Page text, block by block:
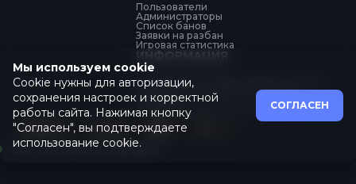
Пользователи
Администраторы
Список банов
Заявки на разбан
Игровая статистика
ИНФОРМАЦИЯ
Об обработке персональных данных
Политика конфиденциальности
Оферта
Пользовательское соглашение
Все системы в порядке
Мы используем cookie
Cookie нужны для авторизации,
сохранения настроек и корректной
работы сайта. Нажимая кнопку
"Согласен", вы подтверждаете
использование cookie.
СОГЛАСЕН